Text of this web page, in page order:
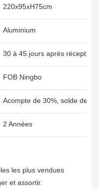
220x95xH75cm
Aluminium
30 à 45 jours après réception
FOB Ningbo
Acompte de 30%, solde de
2 Années
les plus vendues
et assortir.